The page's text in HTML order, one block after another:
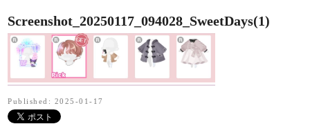
Screenshot_20250117_094028_SweetDays(1)
Published: 2025-01-17